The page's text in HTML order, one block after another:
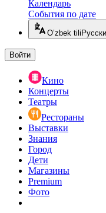
Календарь
События по дате
O’zbek tili
Войти
Кино
Концерты
Театры
Рестораны
Выставки
Знания
Город
Дети
Магазины
Premium
Фото